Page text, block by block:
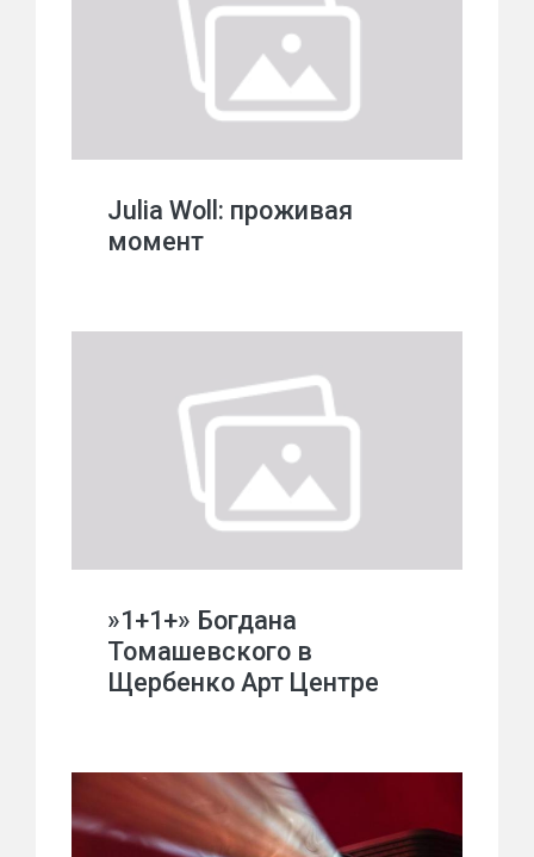
Julia Woll: проживая
момент
»1+1+» Богдана
Томашевского в
Щербенко Арт Центре